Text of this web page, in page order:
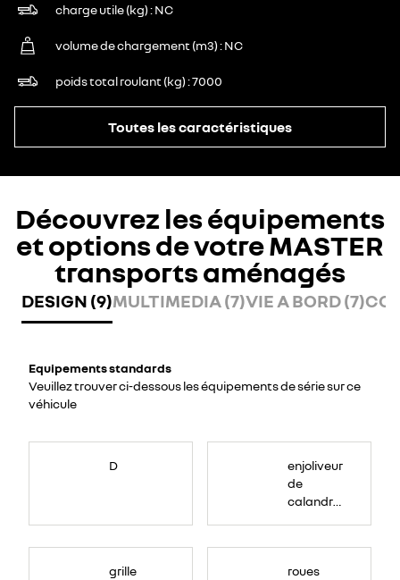
charge utile (kg) NC
volume de chargement (m3) NC
poids total roulant (kg) 7000
Toutes les caractéristiques
Découvrez les équipements
et options de votre MASTER
transports aménagés
DESIGN (9)MULTIMEDIA (7)VIE A BORD (7)
Equipements standards
Veuillez trouver ci-dessous les équipements de série sur ce
véhicule
D
enjoliveur
de
calandre
grille
roues